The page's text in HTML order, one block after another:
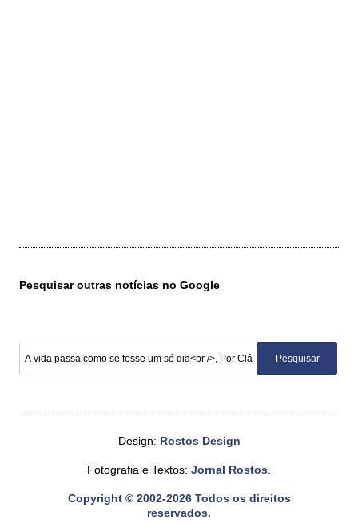
Pesquisar outras notícias no Google
Design: Rostos Design
Fotografia e Textos: Jornal Rostos.
Copyright © 2002-2026 Todos os direitos
reservados.